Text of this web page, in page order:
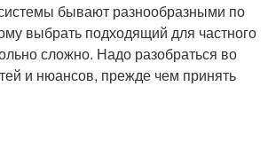
бывают разнообразными по
выбрать подходящий для частного
сложно. Надо разобраться во
и нюансов, прежде чем принять